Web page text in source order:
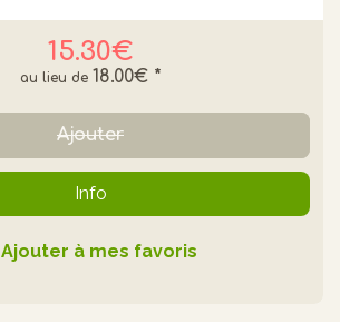
15.30€
18.00€ *
Ajouter
Info
Ajouter à mes favoris